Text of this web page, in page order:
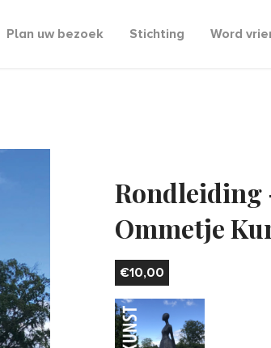
Plan uw bezoek Stichting Word
Rondleiding
Ommetje
€10,00